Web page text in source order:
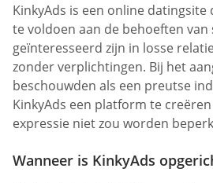
KinkyAds is een online
te voldoen aan de behoeften van
geïnteresseerd zijn in losse
zonder verplichtingen. Bij het
beschouwden als een preutse
KinkyAds een platform te
expressie niet zou worden
Wanneer is KinkyAds